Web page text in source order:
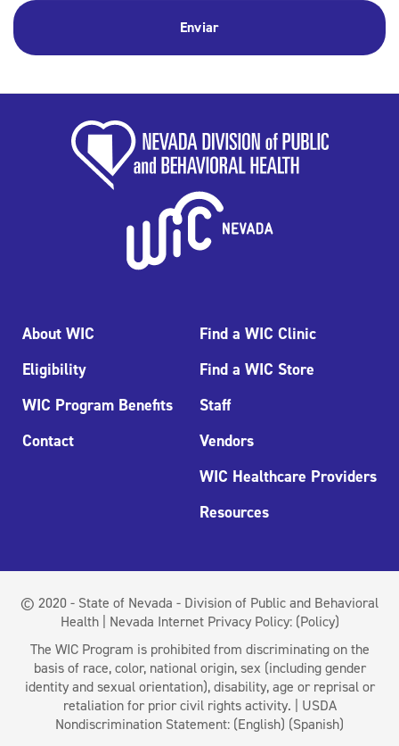
About WIC
Eligibility
WIC Program Benefits
Contact
Find a WIC Clinic
Find a WIC Store
Staff
Vendors
WIC Healthcare Providers
Resources
© 2020 - State of Nevada - Division of Public and Behavioral
Health | Nevada Internet Privacy Policy: (Policy)
The WIC Program is prohibited from discriminating on the
basis of race, color, national origin, sex (including gender
identity and sexual orientation), disability, age or reprisal or
retaliation for prior civil rights activity. | USDA
Nondiscrimination Statement: (English) (Spanish)